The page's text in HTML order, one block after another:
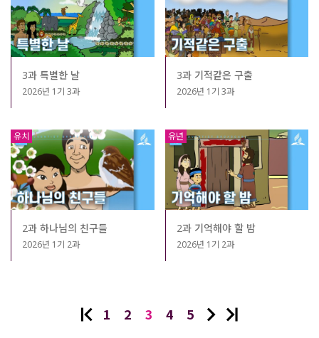
3과 특별한 날
2026년 1기 3과
3과 기적같은 구출
2026년 1기 3과
유치
2과 하나님의 친구들
2026년 1기 2과
유년
2과 기억해야 할 밤
2026년 1기 2과
1 2 3 4 5